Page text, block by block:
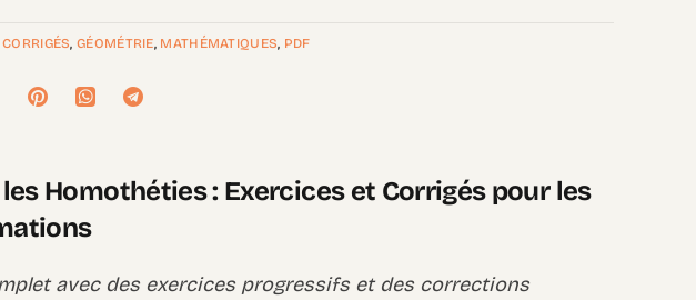
,GÉOMÉTRIE MATHÉMATIQUES PDF
Homothéties : Exercices et Corrigés pour les
avec des exercices progressifs et des corrections